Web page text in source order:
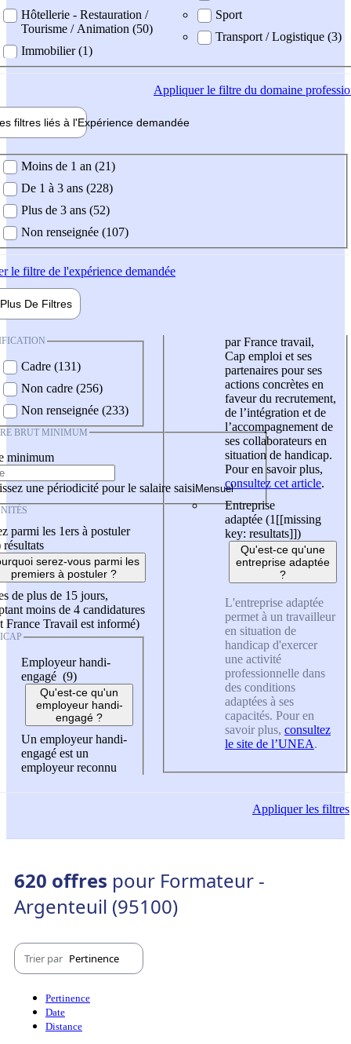
Hôtellerie - Restauration /
Tourisme / Animation (50)
Immobilier (1)
Sport
Transport / Logistique (3)
Appliquerle filtre du domaine
filtres liés à l'Expérience demandée
demandée
Moins de 1 an (21)
De 1 à 3 ans (228)
Plus de 3 ans (52)
Non renseignée (107)
le filtre de l'expérience demandée
Plus De Filtres
Cadre (131)
Non cadre (256)
Non renseignée (233)
BRUT MINIMUM
minimum
une périodicité pour le salaire saisi
parmi les 1ers à postuler
résultats
serez-vous parmi les
premiers à postuler ?
de plus de 15 jours,
moins de 4 candidatures
France Travail est informé)
Employeur handi-
engagé (9)
Qu'est-ce qu'un
employeur handi-
engagé ?
Un employeur handi-
engagé est un
employeur reconnu
par France travail,
Cap emploi et ses
partenaires pour ses
actions concrètes en
faveur du recrutement,
de l’intégration et de
l’accompagnement de
ses collaborateurs en
situation de handicap.
Pour en savoir plus,
consultez cet article.
Entreprise
adaptée (1 [[missing
key: resultats]])
Qu'est-ce qu'une
entreprise adaptée
?
L'entreprise adaptée
permet à un travailleur
en situation de
handicap d'exercer
une activité
professionnelle dans
des conditions
adaptées à ses
capacités. Pour en
savoir plus, consultez
le site de l’UNEA.
Appliquerles filtres
620 offres pour Formateur -
Argenteuil (95100)
Trier par Pertinence
Pertinence
Date
Distance